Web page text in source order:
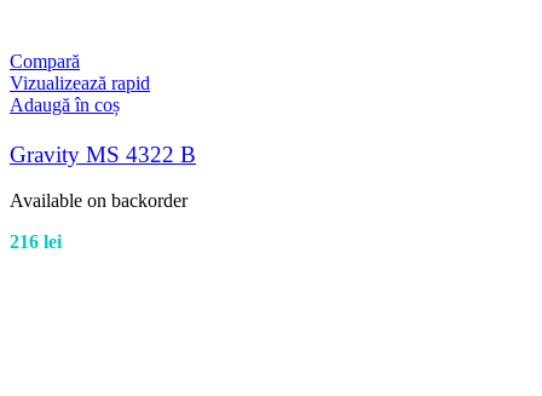
Compară
Vizualizează rapid
Adaugă în coș
Gravity MS 4322 B
Available on backorder
216 lei